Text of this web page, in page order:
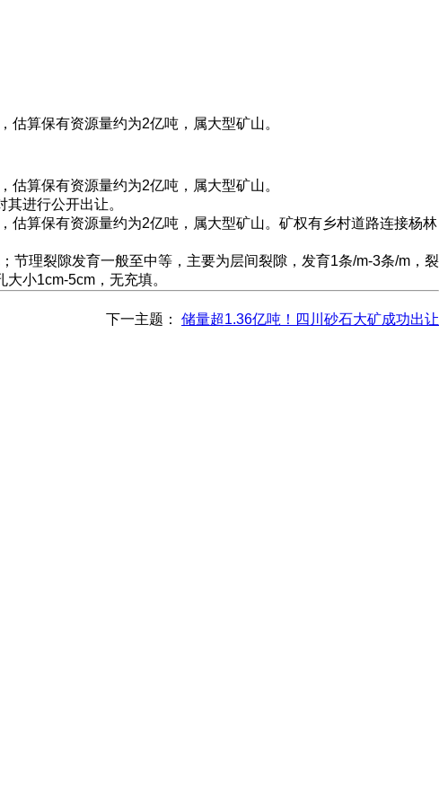
算保有资源量约为2亿吨，属大型矿山。
算保有资源量约为2亿吨，属大型矿山。
进行公开出让。
算保有资源量约为2亿吨，属大型矿山。矿权有乡村道路连接杨林
节理裂隙发育一般至中等，主要为层间裂隙，发育1条/m-3条/m，裂
小1cm-5cm，无充填。
下一主题： 储量超1.36亿吨！四川砂石大矿成功出让